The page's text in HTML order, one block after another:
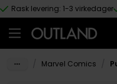
Hopp til hovedinnhold
Rask levering: 1-3 virkedager
Marvel Comics